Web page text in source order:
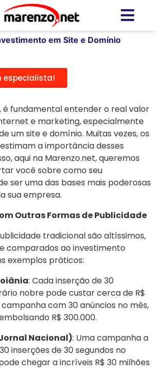
em Site e Domínio
especialista!
é fundamental entender o real valor
e marketing, especialmente
um site e domínio. Muitas vezes, os
a importância desses
aqui na Marenzo.net, queremos
você sobre como seu
ser uma das bases mais poderosas
sua empresa.
Outras Formas de Publicidade
tradicional são altíssimos,
comparados ao investimento
exemplos práticos:
: Cada inserção de 30
nobre pode custar cerca de R$
campanha com 30 anúncios no mês,
R$ 300.000.
Nacional): Uma campanha a
inserções de 30 segundos no
chegar a incríveis R$ 30 milhões